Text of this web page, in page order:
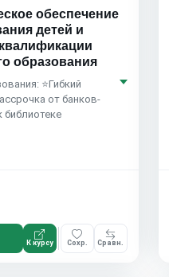
обеспечение
детей и
образования
⭐Гибкий
от банков-
библиотеке
К курсу Сохр. Сравн.